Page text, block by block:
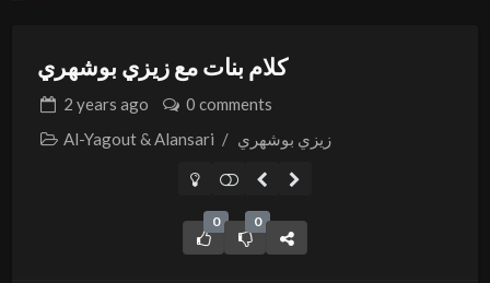
كلام بنات مع زيزي بوشهري
2 years ago
0 comments
Al-Yagout & Alansari / زيزي بوشهري
0 0